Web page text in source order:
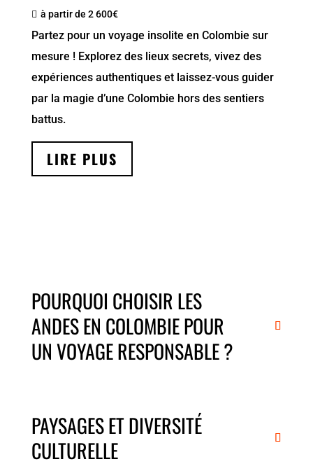
à partir de 2 600€
Partez pour un voyage insolite en Colombie sur
mesure ! Explorez des lieux secrets, vivez des
expériences authentiques et laissez-vous guider
par la magie d’une Colombie hors des sentiers
battus.
LIRE PLUS
POURQUOI CHOISIR LES
ANDES EN COLOMBIE POUR
UN VOYAGE RESPONSABLE ?
PAYSAGES ET DIVERSITÉ
CULTURELLE